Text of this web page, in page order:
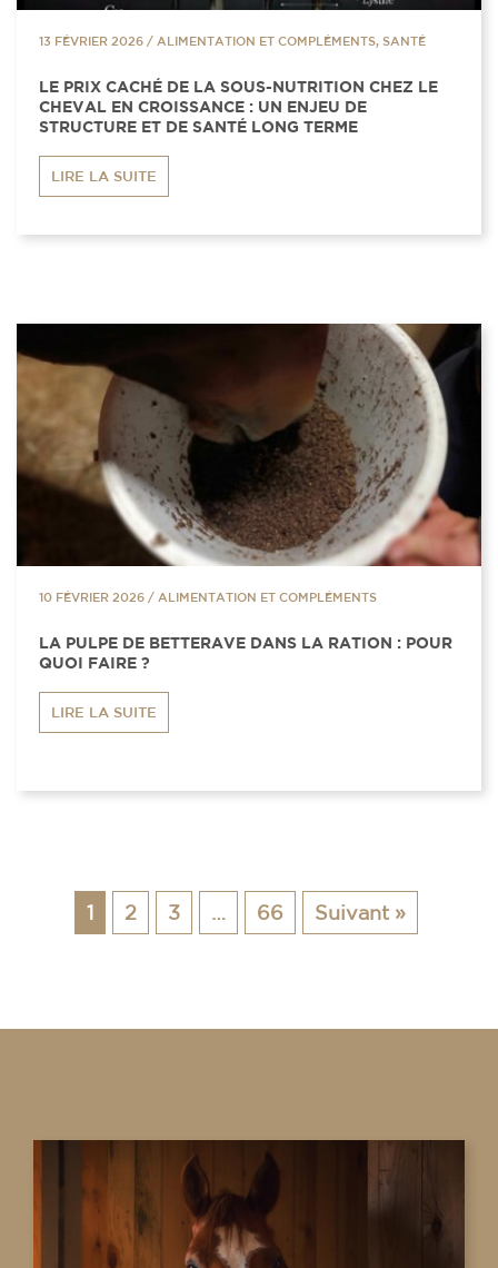
13 FÉVRIER 2026 / ALIMENTATION ET COMPLÉMENTS, SANTÉ
LE PRIX CACHÉ DE LA SOUS-NUTRITION CHEZ LE
CHEVAL EN CROISSANCE : UN ENJEU DE
STRUCTURE ET DE SANTÉ LONG TERME
LIRE LA SUITE
10 FÉVRIER 2026 / ALIMENTATION ET COMPLÉMENTS
LA PULPE DE BETTERAVE DANS LA RATION : POUR
QUOI FAIRE ?
LIRE LA SUITE
1 2 3 … 66 Suivant »